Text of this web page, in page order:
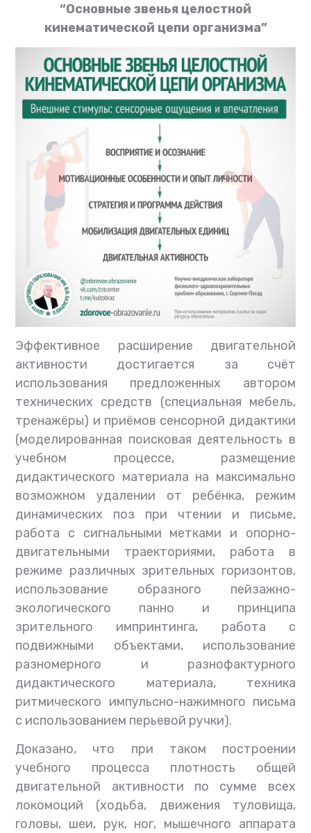
“Основные звенья целостной
кинематической цепи организма”
Эффективное расширение двигательной
активности достигается за счёт
использования предложенных автором
технических средств (специальная мебель,
тренажёры) и приёмов сенсорной дидактики
(моделированная поисковая деятельность в
учебном процессе, размещение
дидактического материала на максимально
возможном удалении от ребёнка, режим
динамических поз при чтении и письме,
работа с сигнальными метками и опорно-
двигательными траекториями, работа в
режиме различных зрительных горизонтов,
использование образного пейзажно-
экологического панно и принципа
зрительного импринтинга, работа с
подвижными объектами, использование
разномерного и разнофактурного
дидактического материала, техника
ритмического импульсно-нажимного письма
с использованием перьевой ручки).
Доказано, что при таком построении
учебного процесса плотность общей
двигательной активности по сумме всех
локомоций (ходьба, движения туловища,
головы, шеи, рук, ног, мышечного аппарата